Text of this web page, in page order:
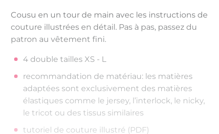
Cousu en un tour de main avec les instructions de
couture illustrées en détail. Pas à pas, passez du
patron au vêtement fini.
4 double tailles XS - L
recommandation de matériau: les matières
adaptées sont exclusivement des matières
élastiques comme le jersey, l’interlock, le nicky,
le tricot ou des tissus similaires
tutoriel de couture illustré (PDF)